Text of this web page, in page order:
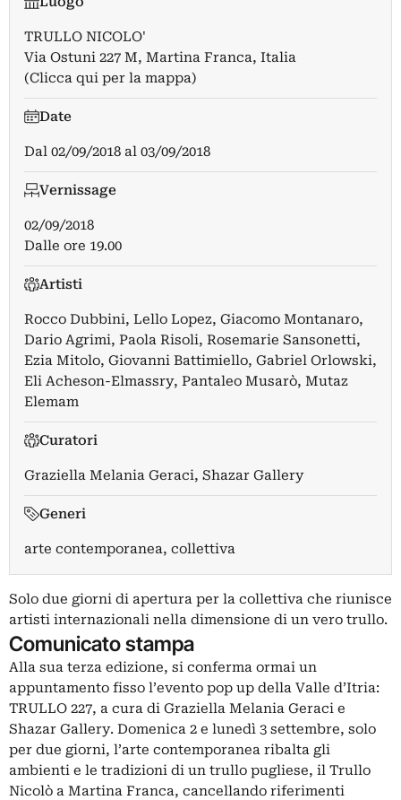
TRULLO NICOLO'
Via Ostuni 227 M, Martina Franca, Italia
(Clicca qui per la mappa)
Date
Dal 02/09/2018 al 03/09/2018
Vernissage
02/09/2018
Dalle ore 19.00
Artisti
Rocco Dubbini, Lello Lopez, Giacomo Montanaro,
Dario Agrimi, Paola Risoli, Rosemarie Sansonetti,
Ezia Mitolo, Giovanni Battimiello, Gabriel Orlowski,
Eli Acheson-Elmassry, Pantaleo Musarò, Mutaz
Elemam
Curatori
Graziella Melania Geraci, Shazar Gallery
Generi
arte contemporanea, collettiva
Solo due giorni di apertura per la collettiva che riunisce
artisti internazionali nella dimensione di un vero trullo.
Comunicato stampa
Alla sua terza edizione, si conferma ormai un
appuntamento fisso l’evento pop up della Valle d’Itria:
TRULLO 227, a cura di Graziella Melania Geraci e
Shazar Gallery. Domenica 2 e lunedì 3 settembre, solo
per due giorni, l’arte contemporanea ribalta gli
ambienti e le tradizioni di un trullo pugliese, il Trullo
Nicolò a Martina Franca, cancellando riferimenti